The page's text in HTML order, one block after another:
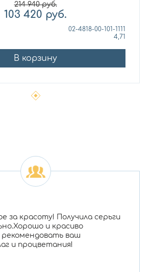
214 940руб.
103 420 руб.
02-4818-00-101-1111
4,71
В корзину
за красоту! Получила серьги
и красиво
рекомендовать ваш
и процветания!